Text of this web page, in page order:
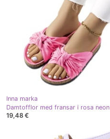
Inna marka
Damtofflor med fransar i rosa neon
19,48 €